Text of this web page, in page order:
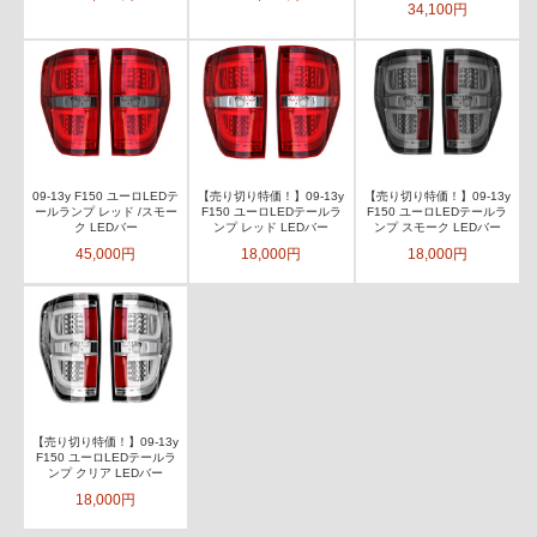
34,100円
09-13y F150 ユーロLEDテ
ールランプ レッド /スモー
ク LEDバー
45,000円
【売り切り特価！】09-13y
F150 ユーロLEDテールラ
ンプ レッド LEDバー
18,000円
【売り切り特価！】09-13y
F150 ユーロLEDテールラ
ンプ スモーク LEDバー
18,000円
【売り切り特価！】09-13y
F150 ユーロLEDテールラ
ンプ クリア LEDバー
18,000円